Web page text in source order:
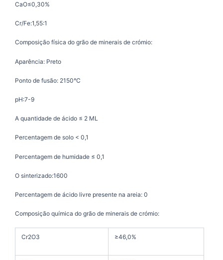
CaO≤0,30%
Cr/Fe:1,55:1
Composição física do grão de minerais de crómio:
Aparência: Preto
Ponto de fusão: 2150°C
pH:7-9
A quantidade de ácido ≤ 2 ML
Percentagem de solo < 0,1
Percentagem de humidade ≤ 0,1
O sinterizado:1600
Percentagem de ácido livre presente na areia: 0
Composição química do grão de minerais de crómio:
Cr2O3 ≥46,0%